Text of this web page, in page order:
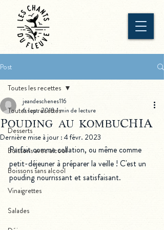
Post
Toutes les recettes
Desserts
Boissons avec alcool
Boissons sans alcool
Vinaigrettes
Salades
Toutes les recettes
Pouding au kombuCHIA
jeandeschenes116
6 sept. 20181 min de lecture
Dernière mise à jour : 4 févr. 2023
Parfait comme collation, ou même comme
petit-déjeuner à préparer la veille ! C'est un
pouding nourrissant et satisfaisant.